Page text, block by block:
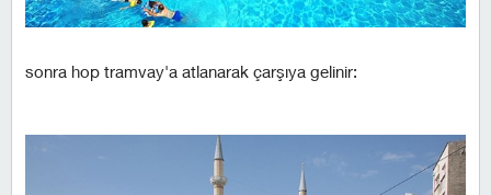
sonra hop tramvay'a atlanarak çarşıya gelinir: